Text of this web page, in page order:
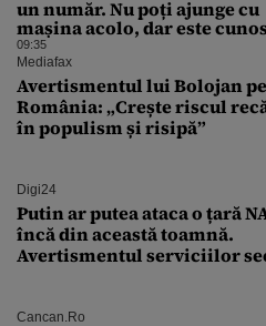
un număr. Nu poți ajunge cu
mașina acolo, dar este
în lumea întreagă
09:35
Mediafax
Avertismentul lui Bolojan
România: „Crește riscul
în populism și risipă”
Digi24
Putin ar putea ataca o țară
încă din această toamnă.
Avertismentul serviciilor
Cancan.ro